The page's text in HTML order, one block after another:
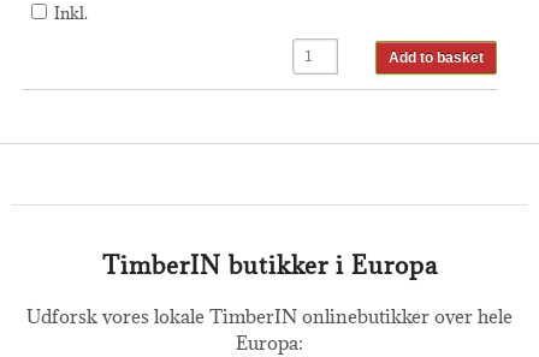
Inkl.
Add to basket
TimberIN butikker i Europa
Udforsk vores lokale TimberIN onlinebutikker over hele
Europa: